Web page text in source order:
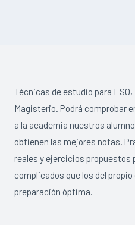
Técnicas de estudio para
Magisterio. Podrá comprobar
a la academia nuestros
obtienen las mejores notas.
reales y ejercicios propuestos
complicados que los del
preparación óptima.